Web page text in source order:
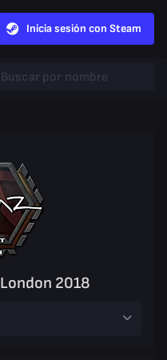
Inicia sesión con Steam
Gloves Heavy Case
2018